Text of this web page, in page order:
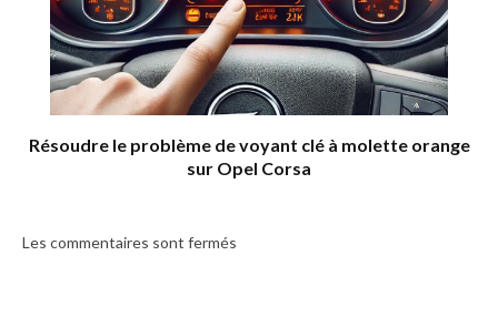
Résoudre le problème de voyant clé à molette orange
sur Opel Corsa
Les commentaires sont fermés